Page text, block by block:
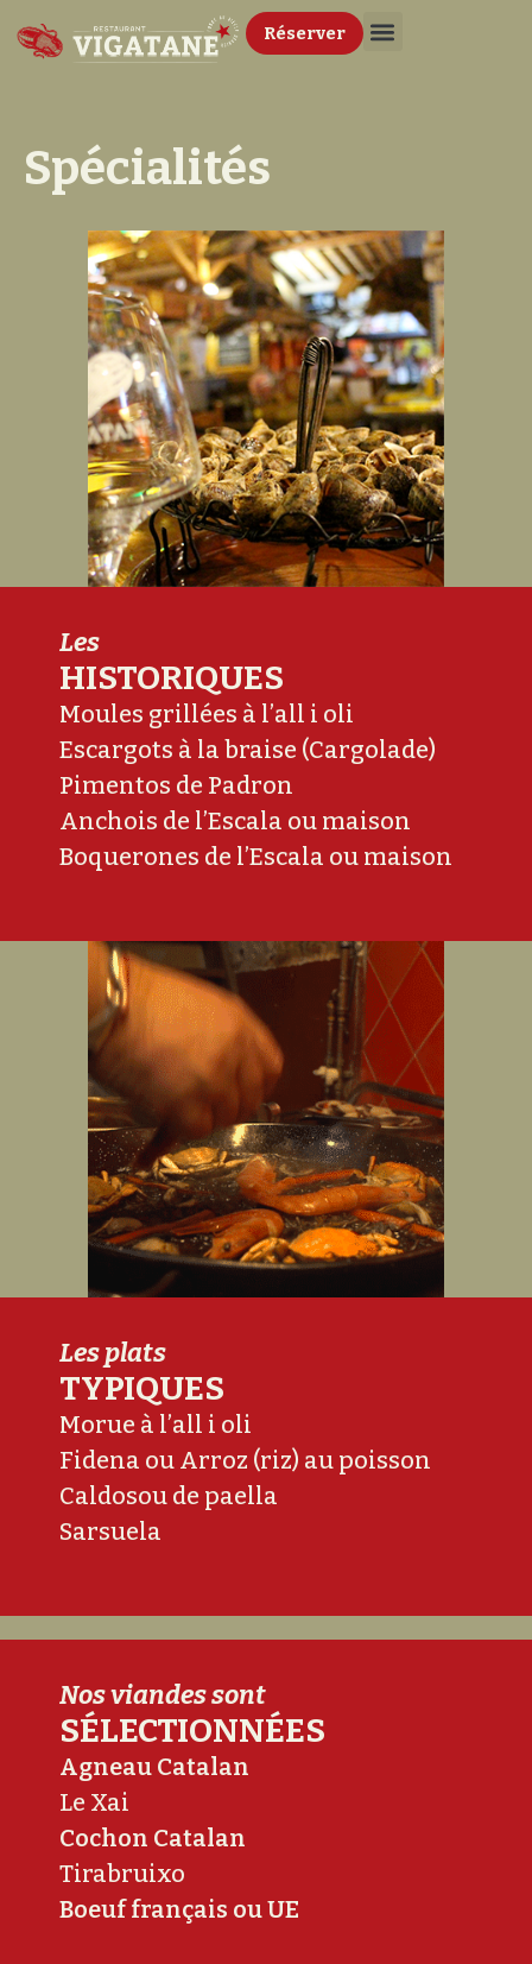
Réserver
Spécialités
Les
HISTORIQUES
Moules grillées à l’all i oli
Escargots à la braise (Cargolade)
Pimentos de Padron
Anchois de l’Escala ou maison
Boquerones de l’Escala ou maison
Les plats
TYPIQUES
Morue à l’all i oli
Fidena ou Arroz (riz) au poisson
Caldosou de paella
Sarsuela
Nos viandes sont
SÉLECTIONNÉES
Agneau Catalan
Le Xai
Cochon Catalan
Tirabruixo
Boeuf français ou UE